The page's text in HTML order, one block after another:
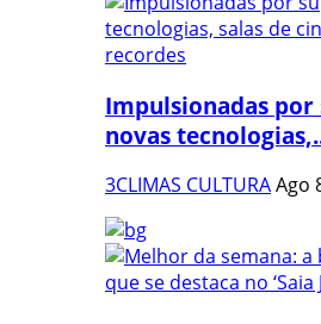
Impulsionadas
novas
3CLIMAS CULTURAAgo